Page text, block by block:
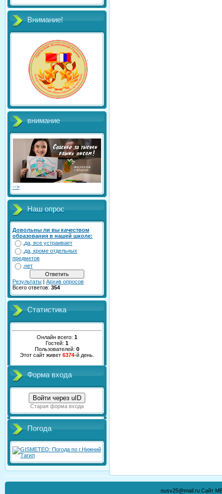
Внимание!
внимание
-->
Наш опрос
Довольны ли вы качеством
образования в нашей школе:
да, все устраивает
да, кроме отдельных
предметов
нет
Результаты | Архив опросов
Всего ответов: 354
Статистика
Онлайн всего: 1
Гостей: 1
Пользователей: 0
Этот сайт живет 6374-й день.
Форма входа
Войти через uID
Старая форма входа
Погода
ousv25@mail.ru Сайт